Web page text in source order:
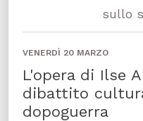
sullo
VENERDÌ 20 MARZO
L'opera di Ilse
dibattito
dopoguerra